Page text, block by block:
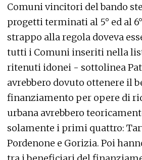
Comuni vincitori del bando
progetti terminati al 5° ed al
strappo alla regola doveva
tutti i Comuni inseriti nella
ritenuti idonei - sottolinea
avrebbero dovuto ottenere il
finanziamento per opere di
urbana avrebbero
solamente i primi quattro:
Pordenone e Gorizia. Poi